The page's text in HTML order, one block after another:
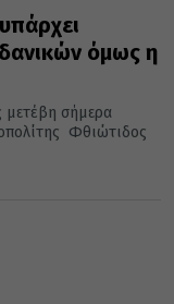
όμως η
μετέβη σήμερα
Φθιώτιδος